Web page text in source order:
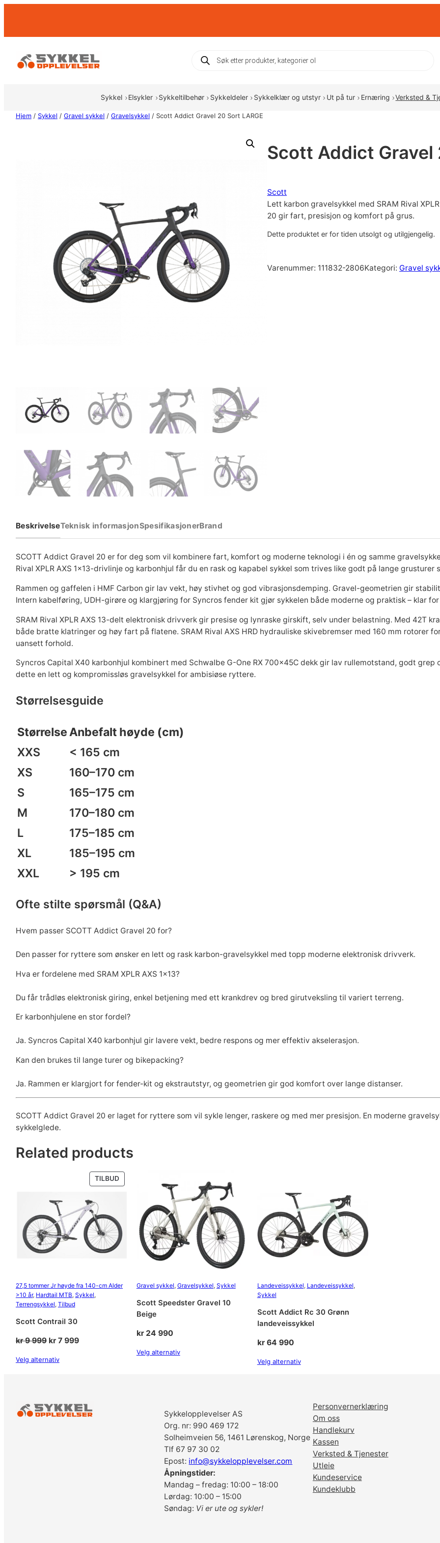
Products
search
Sykkel Elsykler Sykkeltilbehør Sykkeldeler Sykkelklær og utstyr Ut på tur Ernæring Verksted &
Hjem / Sykkel / Gravel sykkel / Gravelsykkel / Scott Addict Gravel 20 Sort LARGE
Scott Addict Gravel
Scott
Lett karbon gravelsykkel med SRAM Rival
20 gir fart, presisjon og komfort på grus.
Dette produktet er for tiden utsolgt og utilgjengelig.
Varenummer: 111832-2806Kategori: Gravel
BeskrivelseTeknisk informasjonSpesifikasjonerBrand
SCOTT Addict Gravel 20 er for deg som vil kombinere fart, komfort og moderne teknologi i én og samme
Rival XPLR AXS 1×13-drivlinje og karbonhjul får du en rask og kapabel sykkel som trives like godt på lange grusturer
Rammen og gaffelen i HMF Carbon gir lav vekt, høy stivhet og god vibrasjonsdemping. Gravel-geometrien gir
Intern kabelføring, UDH-girøre og klargjøring for Syncros fender kit gjør sykkelen både moderne og praktisk – klar
SRAM Rival XPLR AXS 13-delt elektronisk drivverk gir presise og lynraske girskift, selv under belastning. Med 42T
både bratte klatringer og høy fart på flatene. SRAM Rival AXS HRD hydrauliske skivebremser med 160 mm rotorer
uansett forhold.
Syncros Capital X40 karbonhjul kombinert med Schwalbe G-One RX 700x45C dekk gir lav rullemotstand, godt
dette en lett og kompromissløs gravelsykkel for ambisiøse ryttere.
Størrelsesguide
StørrelseAnbefalt høyde (cm)
XXS
< 165 cm
XS
160–170 cm
S
165–175 cm
M
170–180 cm
L
175–185 cm
XL
185–195 cm
XXL
> 195 cm
Ofte stilte spørsmål (Q&A)
Hvem passer SCOTT Addict Gravel 20 for?
Den passer for ryttere som ønsker en lett og rask karbon-gravelsykkel med topp moderne elektronisk drivverk.
Hva er fordelene med SRAM XPLR AXS 1×13?
Du får trådløs elektronisk giring, enkel betjening med ett krankdrev og bred girutveksling til variert terreng.
Er karbonhjulene en stor fordel?
Ja. Syncros Capital X40 karbonhjul gir lavere vekt, bedre respons og mer effektiv akselerasjon.
Kan den brukes til lange turer og bikepacking?
Ja. Rammen er klargjort for fender-kit og ekstrautstyr, og geometrien gir god komfort over lange distanser.
SCOTT Addict Gravel 20 er laget for ryttere som vil sykle lenger, raskere og med mer presisjon. En moderne
sykkelglede.
Related products
TILBUD
PÅ
27,5 tommer Jr høyde fra 140-cm Alder
>10 år, Hardtail MTB, Sykkel
Terrengsykkel, Tilbud
Scott Contrail 30
kr9 999 Opprinnelig
var:
kr 7 999Nåværende
Velg alternativ
Gravel sykkel, Gravelsykkel, Sykkel
Scott Speedster Gravel 10
Beige
kr24 990
Velg alternativ
Landeveissykkel, Landeveissykkel ,
Sykkel
Scott Addict Rc 30 Grønn
landeveissykkel
kr64 990
Velg alternativ
Sykkelopplevelser AS
Org. nr: 990 469 172
Solheimveien 56, 1461 Lørenskog, Norge
Tlf 67 97 30 02
Epost: info@sykkelopplevelser.com
Åpningstider:
Mandag – fredag: 10:00 – 18:00
Lørdag: 10:00 – 15:00
Søndag: Vi er ute og sykler!
Personvernerklæring
Om oss
Handlekurv
Kassen
Verksted & Tjenester
Utleie
Kundeservice
Kundeklubb